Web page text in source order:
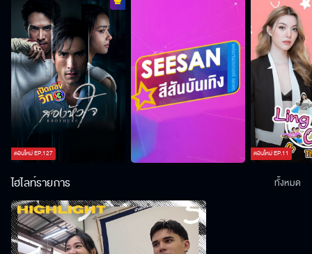
ตอนใหม่EP.127 ตอนใหม่EP.11
ไฮไลท์รายการ ทั้งหมด